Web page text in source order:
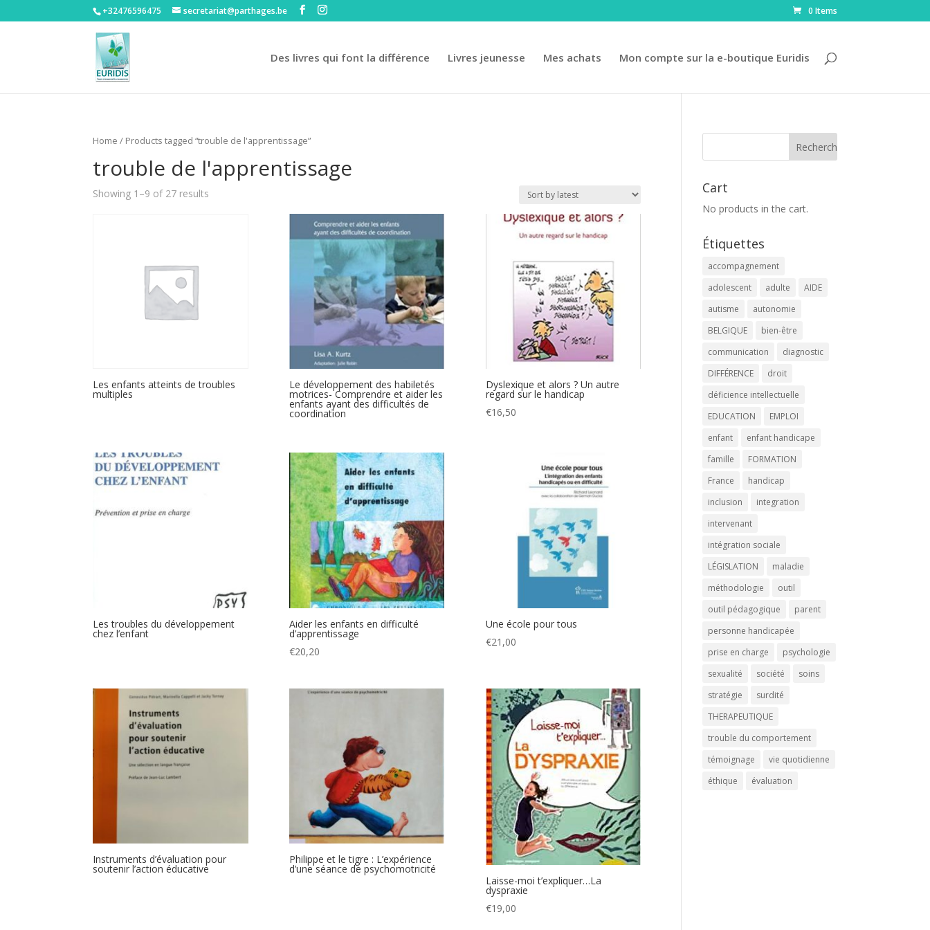
+32476596475‬ secretariat@parthages.be 0 Items
Des livres qui font la différence Livres jeunesse Mes achats Mon compte sur la e-boutique Euridis
Home / Products tagged “trouble de l'apprentissage”
trouble de l'apprentissage
Showing 1–9 of 27 results
Les enfants atteints de troubles
multiples
Le développement des habiletés
motrices- Comprendre et aider les
enfants ayant des difficultés de
coordination
Dyslexique et alors ? Un autre
regard sur le handicap
€16,50
Les troubles du développement
chez l’enfant
Aider les enfants en difficulté
d’apprentissage
€20,20
Une école pour tous
€21,00
Instruments d’évaluation pour
soutenir l’action éducative
Philippe et le tigre : L’expérience
d’une séance de psychomotricité
Laisse-moi t’expliquer…La
dyspraxie
€19,00
Cart
No products in the cart.
Étiquettes
accompagnement
adolescent
adulte
AIDE
autisme
autonomie
BELGIQUE
bien-être
communication
diagnostic
DIFFÉRENCE
droit
déficience intellectuelle
EDUCATION
EMPLOI
enfant
enfant handicape
famille
FORMATION
France
handicap
inclusion
integration
intervenant
intégration sociale
LÉGISLATION
maladie
méthodologie
outil
outil pédagogique
parent
personne handicapée
prise en charge
psychologie
sexualité
société
soins
stratégie
surdité
THERAPEUTIQUE
trouble du comportement
témoignage
vie quotidienne
éthique
évaluation